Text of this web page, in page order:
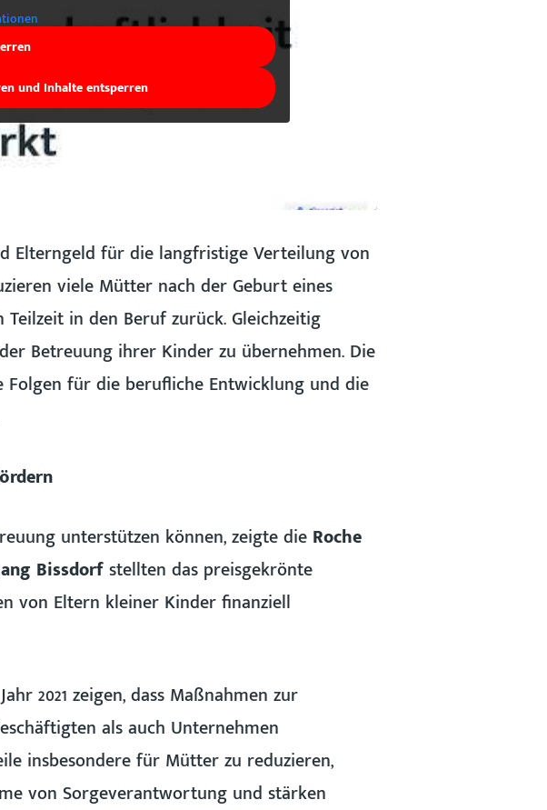
und Inhalte entsperren
Elterngeld für die langfristige Verteilung von
viele Mütter nach der Geburt eines
in den Beruf zurück. Gleichzeitig
Betreuung ihrer Kinder zu übernehmen. Die
Folgen für die berufliche Entwicklung und die
unterstützen können, zeigte die Roche
Bissdorfstellten das preisgekrönte
von Eltern kleiner Kinder finanziell
2021 zeigen, dass Maßnahmen zur
als auch Unternehmen
insbesondere für Mütter zu reduzieren,
von Sorgeverantwortung und stärken